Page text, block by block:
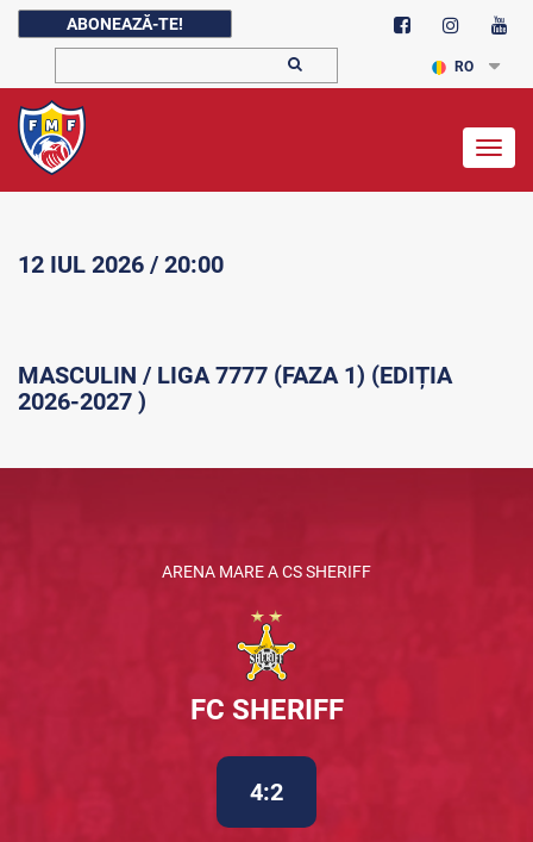
ABONEAZĂ-TE!
RO
12 IUL 2026 / 20:00
MASCULIN / LIGA 7777 (FAZA 1) (EDIȚIA
2026-2027 )
ARENA MARE A CS SHERIFF
FC SHERIFF
4:2